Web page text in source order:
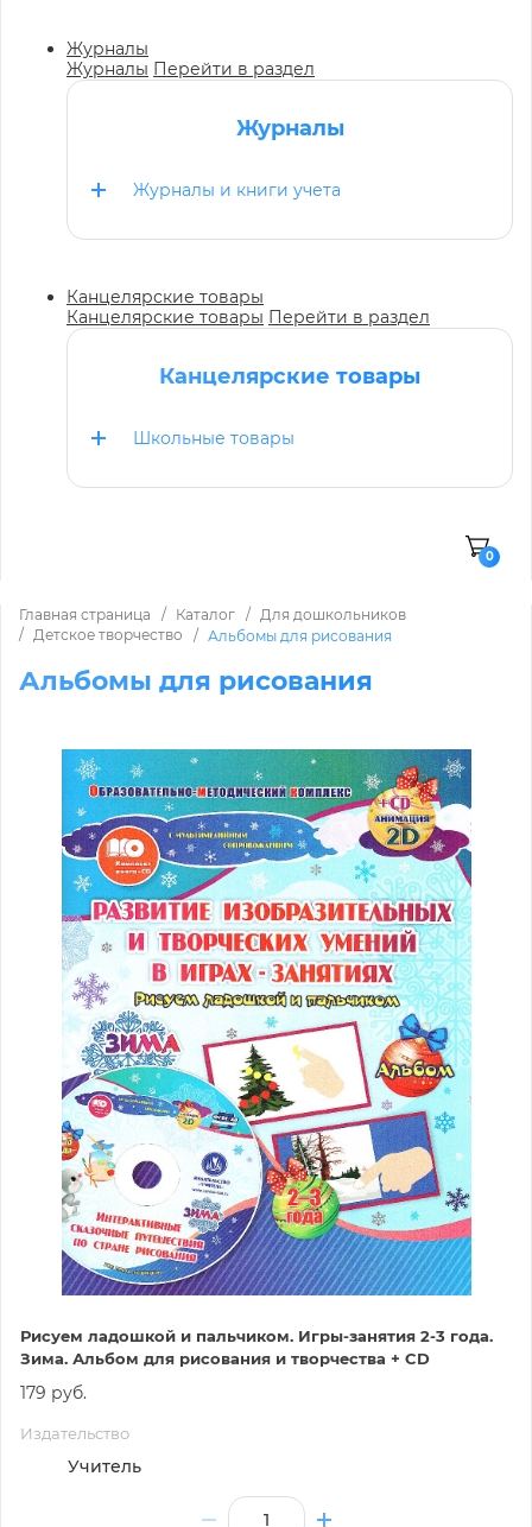
Журналы
Журналы Перейти в раздел
Журналы
Журналы и книги учета
Канцелярские товары
Канцелярские товары Перейти в раздел
Канцелярские товары
Школьные товары
0
Главная страница Каталог
Для дошкольников
Детское творчество
Альбомы для рисования
Альбомы для рисования
Рисуем ладошкой и пальчиком. Игры-занятия 2-3 года.
Зима. Альбом для рисования и творчества + CD
179 руб.
Издательство
Учитель